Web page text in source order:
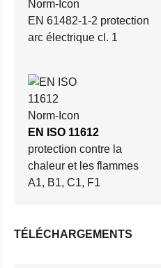
EN 61482-1-2 protection
arc électrique cl. 1
EN ISO 11612
protection contre la
chaleur et les flammes
A1, B1, C1, F1
TÉLÉCHARGEMENTS